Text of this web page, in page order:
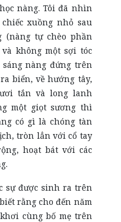
nàng. Tôi đã nhìn
xuồng nhỏ sau
(nàng tự chèo phần
không một sợi tóc
nàng đứng trên
biển, về hướng tây,
tắn và long lanh
một giọt sương thì
có gì là chóng tàn
tròn lẳn với cổ tay
hoạt bát với các
sự được sinh ra trên
rằng cho đến năm
cùng bố mẹ trên